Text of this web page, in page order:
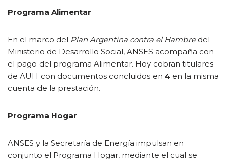
Programa Alimentar
En el marco del Plan Argentina contra el Hambredel
Ministerio de Desarrollo Social, ANSES acompaña con
el pago del programa Alimentar. Hoy cobran titulares
de AUH con documentos concluidos en 4 en la misma
cuenta de la prestación.
Programa Hogar
ANSES y la Secretaría de Energía impulsan en
conjunto el Programa Hogar, mediante el cual se